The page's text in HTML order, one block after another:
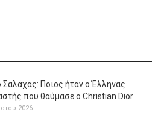
Σαλάχας: Ποιος ήταν ο Έλληνας
που θαύμασε ο Christian Dior
2026